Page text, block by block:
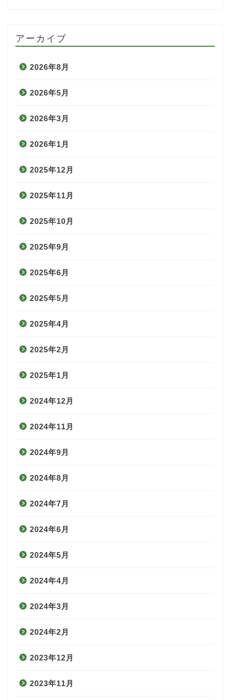
アーカイブ
2026年8月
2026年5月
2026年3月
2026年1月
2025年12月
2025年11月
2025年10月
2025年9月
2025年6月
2025年5月
2025年4月
2025年2月
2025年1月
2024年12月
2024年11月
2024年9月
2024年8月
2024年7月
2024年6月
2024年5月
2024年4月
2024年3月
2024年2月
2023年12月
2023年11月